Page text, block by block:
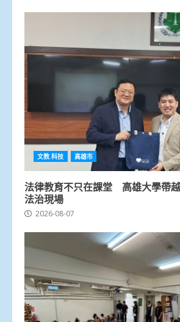
文教.科技 高雄市
法律教育不只在課堂 高雄大學帶
法治現場
2026-08-07